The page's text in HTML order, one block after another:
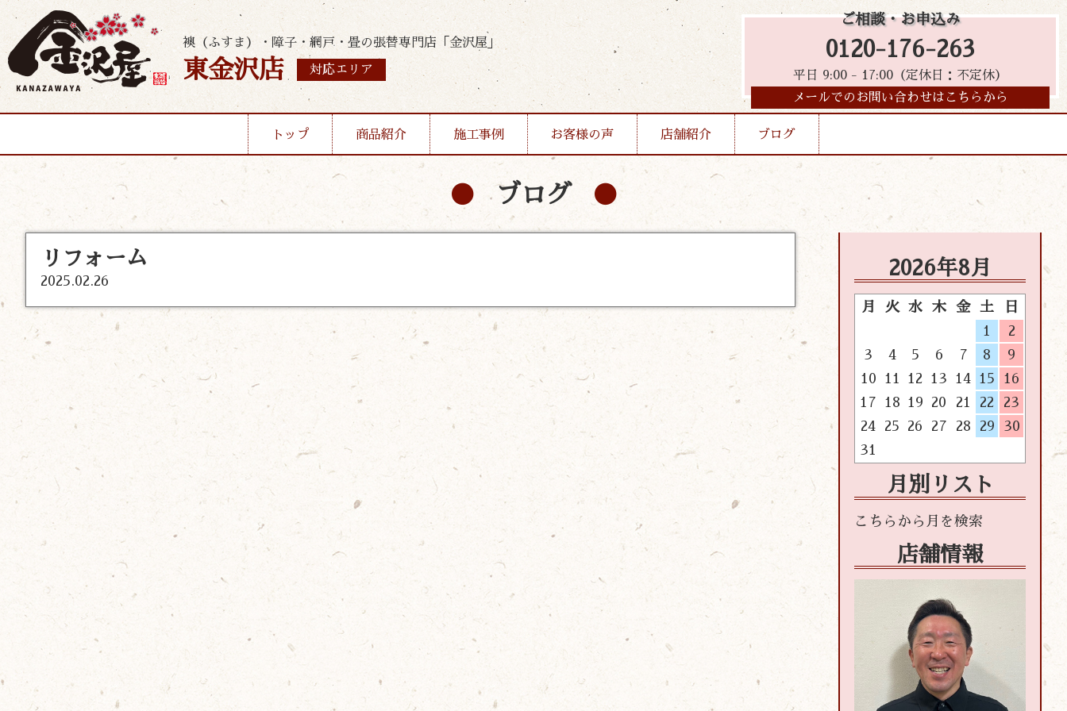
襖（ふすま）・障子・網戸・畳の張替専門店「金沢屋」
東金沢店 対応エリア
ご相談・お申込み
0120-176-263
平日 9:00 - 17:00（定休日：不定休）
メールでのお問い合わせはこちらから
トップ 商品紹介 施工事例 お客様の声 店舗紹介 ブログ
ブログ
リフォーム
2025.02.26
2026年8月
月 火 水 木 金 土
日
1
2
3
4 5 6 7 8
9
10
11 12 13 14 15
16
17
18 19 20 21 22
23
24
25 26 27 28 29
30
31
月別リスト
店舗情報